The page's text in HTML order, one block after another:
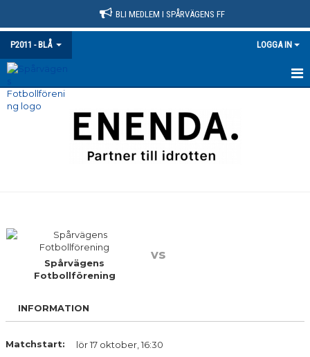
BLI MEDLEM I SPÅRVÄGENS FF
P2011 - BLÅ LOGGA IN
HEM
BILDGALLERI
DOKUMENT
KONTAKT
Spårvägens
Fotbollförening
vs
INFORMATION
Matchstart:
lör 17 oktober, 16:30